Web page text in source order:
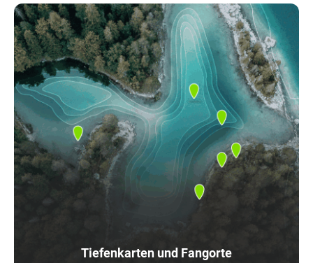
Tiefenkarten und Fangorte